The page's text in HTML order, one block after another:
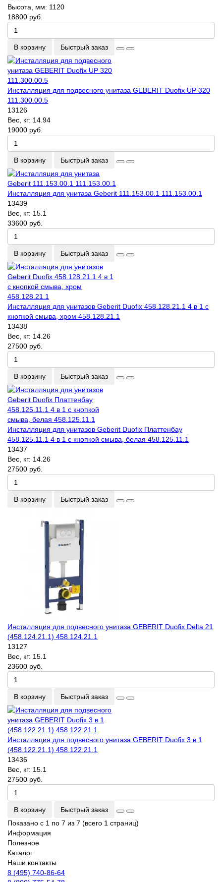
Высота, мм: 1120
18800 руб.
В корзину Быстрый заказ
Инсталляция для подвесного унитаза GEBERIT Duofix UP 320
111.300.00.5
13126
Вес, кг: 14.94
19000 руб.
В корзину Быстрый заказ
Инсталляция для унитаза Geberit 111.153.00.1 111.153.00.1
13439
Вес, кг: 15.1
33600 руб.
В корзину Быстрый заказ
Инсталляция для унитазов Geberit Duofix 458.128.21.1 4 в 1 с
кнопкой смыва, хром 458.128.21.1
13438
Вес, кг: 14.26
27500 руб.
В корзину Быстрый заказ
Инсталляция для унитазов Geberit Duofix Платтенбау
458.125.11.1 4 в 1 с кнопкой смыва, белая 458.125.11.1
13437
Вес, кг: 14.26
27500 руб.
В корзину Быстрый заказ
Инсталляция для подвесного унитаза GEBERIT Duofix Delta 21
(458.124.21.1) 458.124.21.1
13127
Вес, кг: 15.1
23600 руб.
В корзину Быстрый заказ
Инсталляция для подвесного унитаза GEBERIT Duofix 3 в 1
(458.122.21.1) 458.122.21.1
13436
Вес, кг: 15.1
27500 руб.
В корзину
Быстрый заказ
Показано с 1 по 7 из 7 (всего 1 страниц)
Информация
Полезное
Каталог
Наши контакты
8 (495) 740-86-64